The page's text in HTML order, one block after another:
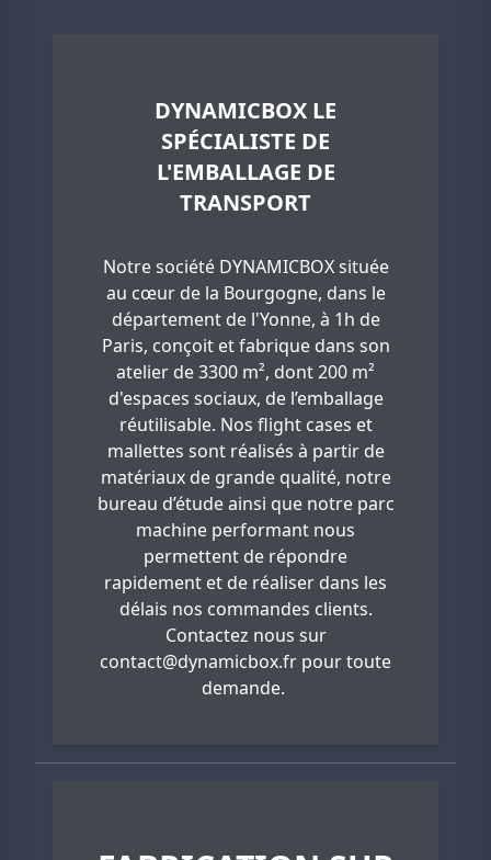
DYNAMICBOX LE
SPÉCIALISTE DE
L'EMBALLAGE DE
TRANSPORT
Notre société DYNAMICBOX située
au cœur de la Bourgogne, dans le
département de l'Yonne, à 1h de
Paris, conçoit et fabrique dans son
atelier de 3300 m², dont 200 m²
d'espaces sociaux, de l’emballage
réutilisable. Nos flight cases et
mallettes sont réalisés à partir de
matériaux de grande qualité, notre
bureau d’étude ainsi que notre parc
machine performant nous
permettent de répondre
rapidement et de réaliser dans les
délais nos commandes clients.
Contactez nous sur
contact@dynamicbox.fr pour toute
demande.